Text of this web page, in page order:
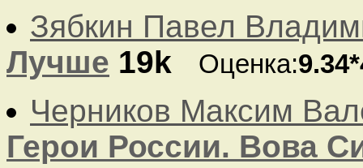
Зябкин Павел
Лучше 19k Оценка:
Черников Максим
Герои России. Вова